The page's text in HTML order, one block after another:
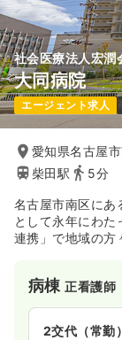
気
介護・福祉
2交代（常勤
給与 30.2万円
※経験5年の
時間 8:30～
年間休日121
気
社会医療法人宏潤
大同病院
エージェント求人
愛知県名古屋
柴田駅
5分
名古屋市南区にあ
として永年にわ
連携」で地域の方
おります。救急
年間約5000件程
対応をしています。
病棟正看護師
2交代（常勤）